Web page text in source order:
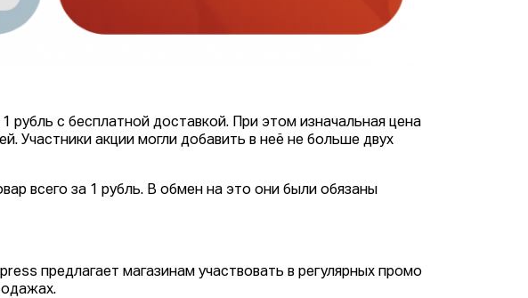
рубль с бесплатной доставкой. При этом изначальная цена
Участники акции могли добавить в неё не больше двух
всего за 1 рубль. В обмен на это они были обязаны
предлагает магазинам участвовать в регулярных промо